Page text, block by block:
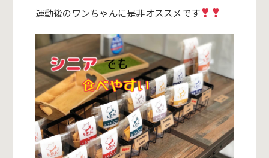
運動後のワンちゃんに是非オススメです